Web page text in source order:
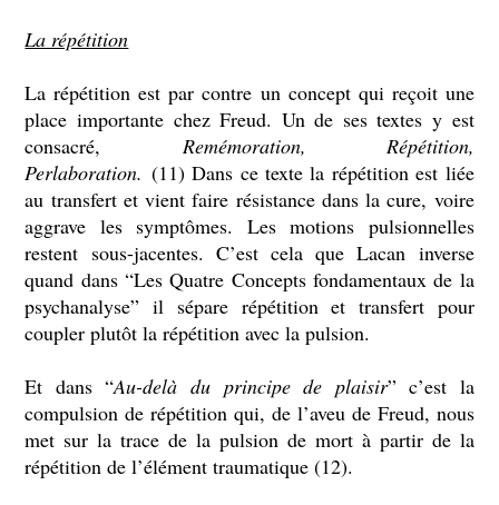
La répétition
La répétition est par contre un concept qui reçoit une
place importante chez Freud. Un de ses textes y est
consacré, Remémoration, Répétition,
Perlaboration. (11) Dans ce texte la répétition est liée
au transfert et vient faire résistance dans la cure, voire
aggrave les symptômes. Les motions pulsionnelles
restent sous-jacentes. C’est cela que Lacan inverse
quand dans “Les Quatre Concepts fondamentaux de la
psychanalyse” il sépare répétition et transfert pour
coupler plutôt la répétition avec la pulsion.
Et dans “Au-delà du principe de plaisir” c’est la
compulsion de répétition qui, de l’aveu de Freud, nous
met sur la trace de la pulsion de mort à partir de la
répétition de l’élément traumatique (12).